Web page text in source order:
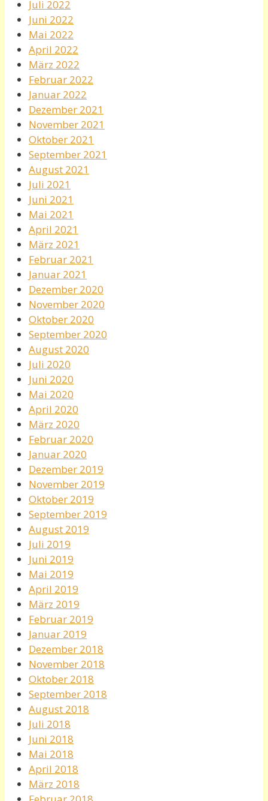
Juli 2022
Juni 2022
Mai 2022
April 2022
März 2022
Februar 2022
Januar 2022
Dezember 2021
November 2021
Oktober 2021
September 2021
August 2021
Juli 2021
Juni 2021
Mai 2021
April 2021
März 2021
Februar 2021
Januar 2021
Dezember 2020
November 2020
Oktober 2020
September 2020
August 2020
Juli 2020
Juni 2020
Mai 2020
April 2020
März 2020
Februar 2020
Januar 2020
Dezember 2019
November 2019
Oktober 2019
September 2019
August 2019
Juli 2019
Juni 2019
Mai 2019
April 2019
März 2019
Februar 2019
Januar 2019
Dezember 2018
November 2018
Oktober 2018
September 2018
August 2018
Juli 2018
Juni 2018
Mai 2018
April 2018
März 2018